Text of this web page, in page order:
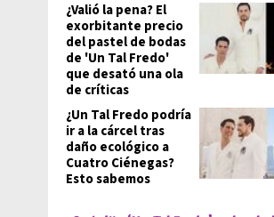
¿Valió la pena? El
exorbitante precio
del pastel de bodas
de 'Un Tal Fredo'
que desató una ola
de críticas
¿Un Tal Fredo podría
ir a la cárcel tras
daño ecológico a
Cuatro Ciénegas?
Esto sabemos